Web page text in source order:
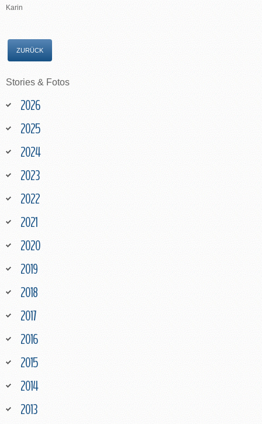
Karin
ZURÜCK
Stories & Fotos
2026
2025
2024
2023
2022
2021
2020
2019
2018
2017
2016
2015
2014
2013